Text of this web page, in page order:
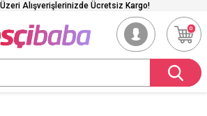
Alışverişlerinizde Ücretsiz Kargo!
0